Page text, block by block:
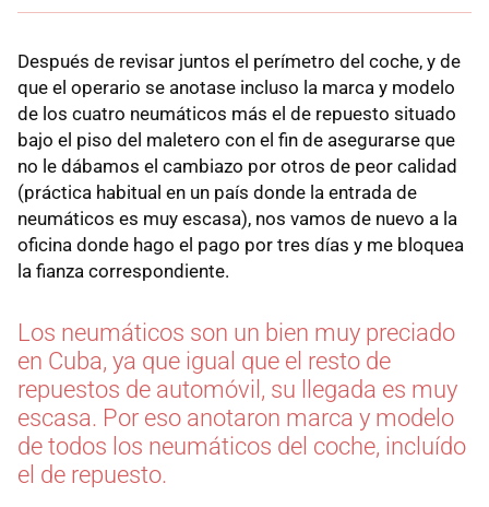
Después de revisar juntos el perímetro del coche, y de
que el operario se anotase incluso la marca y modelo
de los cuatro neumáticos más el de repuesto situado
bajo el piso del maletero con el fin de asegurarse que
no le dábamos el cambiazo por otros de peor calidad
(práctica habitual en un país donde la entrada de
neumáticos es muy escasa), nos vamos de nuevo a la
oficina donde hago el pago por tres días y me bloquea
la fianza correspondiente.
Los neumáticos son un bien muy preciado
en Cuba, ya que igual que el resto de
repuestos de automóvil, su llegada es muy
escasa. Por eso anotaron marca y modelo
de todos los neumáticos del coche, incluído
el de repuesto.